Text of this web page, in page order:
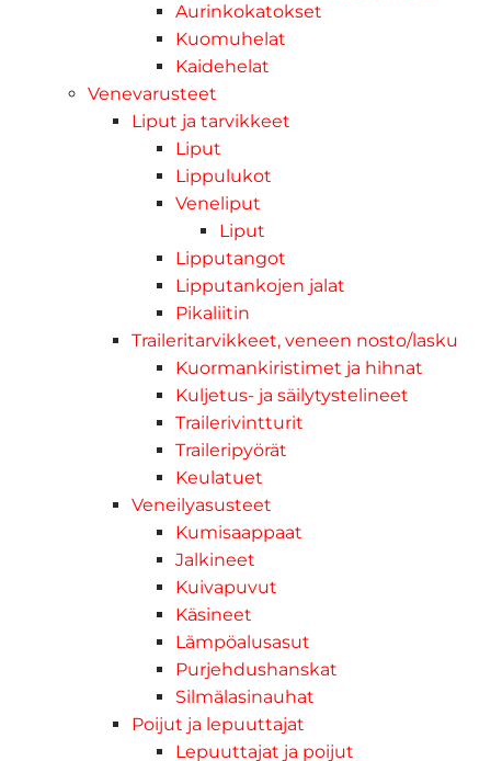
Aurinkokatokset
Kuomuhelat
Kaidehelat
Venevarusteet
Liput ja tarvikkeet
Liput
Lippulukot
Veneliput
Liput
Lipputangot
Lipputankojen jalat
Pikaliitin
Traileritarvikkeet, veneen nosto/lasku
Kuormankiristimet ja hihnat
Kuljetus- ja säilytystelineet
Trailerivintturit
Traileripyörät
Keulatuet
Veneilyasusteet
Kumisaappaat
Jalkineet
Kuivapuvut
Käsineet
Lämpöalusasut
Purjehdushanskat
Silmälasinauhat
Poijut ja lepuuttajat
Lepuuttajat ja poijut